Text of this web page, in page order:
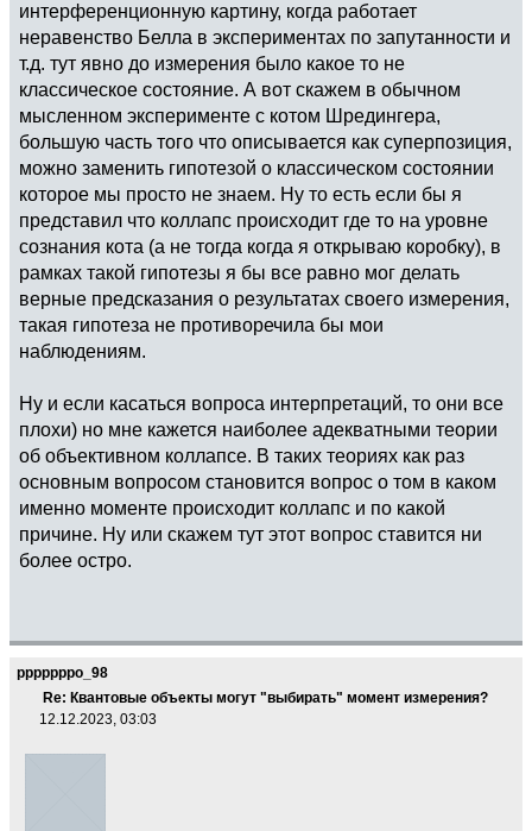
интерференционную картину, когда работает
неравенство Белла в экспериментах по запутанности и
т.д. тут явно до измерения было какое то не
классическое состояние. А вот скажем в обычном
мысленном эксперименте с котом Шредингера,
большую часть того что описывается как суперпозиция,
можно заменить гипотезой о классическом состоянии
которое мы просто не знаем. Ну то есть если бы я
представил что коллапс происходит где то на уровне
сознания кота (а не тогда когда я открываю коробку), в
рамках такой гипотезы я бы все равно мог делать
верные предсказания о результатах своего измерения,
такая гипотеза не противоречила бы мои
наблюдениям.
Ну и если касаться вопроса интерпретаций, то они все
плохи) но мне кажется наиболее адекватными теории
об объективном коллапсе. В таких теориях как раз
основным вопросом становится вопрос о том в каком
именно моменте происходит коллапс и по какой
причине. Ну или скажем тут этот вопрос ставится ни
более остро.
pppppppo_98
Re: Квантовые объекты могут "выбирать" момент измерения?
12.12.2023, 03:03